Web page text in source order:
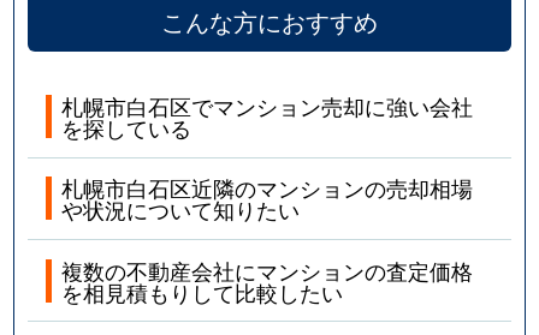
こんな方におすすめ
札幌市白石区でマンション売却に強い会社
を探している
札幌市白石区近隣のマンションの売却相場
や状況について知りたい
複数の不動産会社にマンションの査定価格
を相見積もりして比較したい